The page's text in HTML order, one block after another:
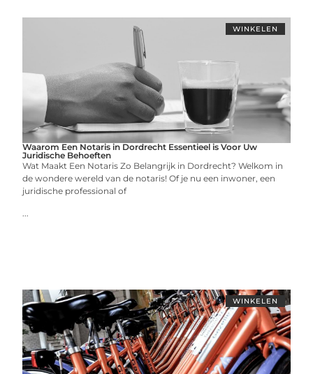
WINKELEN
Waarom Een Notaris in Dordrecht Essentieel is Voor Uw
Juridische Behoeften
Wat Maakt Een Notaris Zo Belangrijk in Dordrecht? Welkom in
de wondere wereld van de notaris! Of je nu een inwoner, een
juridische professional of
...
WINKELEN